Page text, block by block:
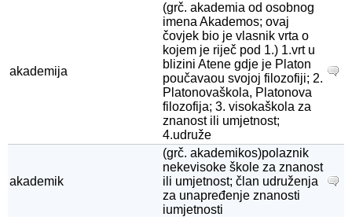
akademija
(grč. akademia od osobnog
imena Akademos; ovaj
čovjek bio je vlasnik vrta o
kojem je riječ pod 1.) 1.vrt u
blizini Atene gdje je Platon
poučavaou svojoj filozofiji; 2.
Platonovaškola, Platonova
filozofija; 3. visokaškola za
znanost ili umjetnost;
4.udruže
akademik
(grč. akademikos)polaznik
nekevisoke škole za znanost
ili umjetnost; član udruženja
za unapređenje znanosti
iumjetnosti